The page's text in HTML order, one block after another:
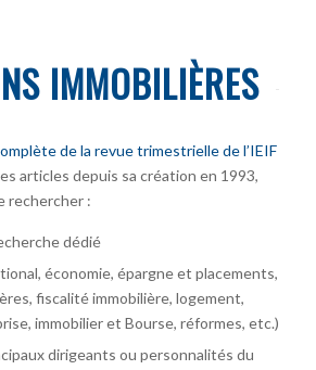
IMMOBILIÈRES
de la revue trimestrielle de l’IEIF
articles depuis sa création en 1993,
rechercher :
dédié
économie, épargne et placements,
fiscalité immobilière, logement,
immobilier et Bourse, réformes, etc.)
dirigeants ou personnalités du